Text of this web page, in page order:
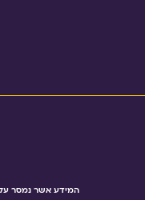
המידע אשר נמסר